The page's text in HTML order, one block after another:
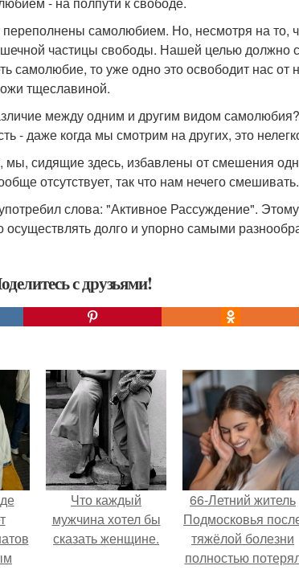
переполнены самолюбием. Но, несмотря на
частицы свободы. Нашей целью должно
самолюбие, то уже одно это освободит нас от
тщеславиной.
между одним и другим видом
- даже когда мы смотрим на других, это
мы, сидящие здесь, избавлены от смешения
отсутствует, так что нам нечего смешивать.
слова: "Активное Рассуждение".
осуществлять долго и упорно самыми
с друзьями!
Что каждый
мужчина хотел бы
сказать женщине.
66-Летний житель
Подмосковья
тяжёлой болезни
полностью